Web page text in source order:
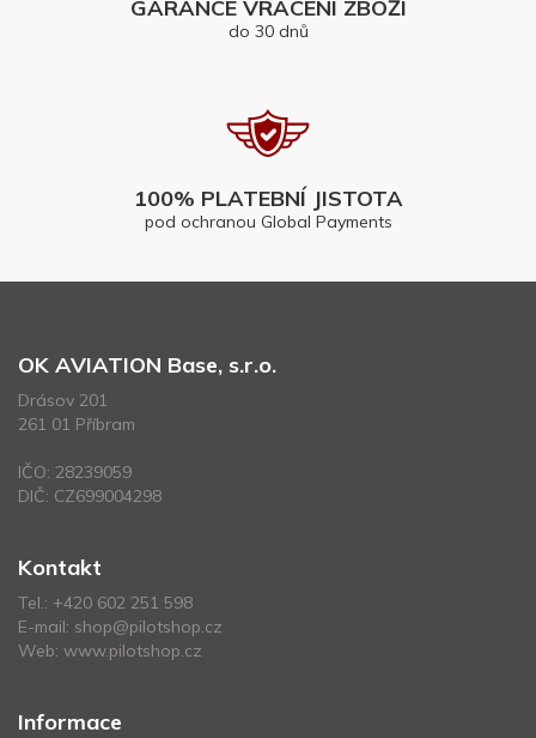
GARANCE VRÁCENÍ ZBOŽÍ
do 30 dnů
100% PLATEBNÍ JISTOTA
pod ochranou Global Payments
OK AVIATION Base, s.r.o.
Drásov 201
261 01 Příbram
IČO: 28239059
DIČ: CZ699004298
Kontakt
Tel.: +420 602 251 598
E-mail: shop@pilotshop.cz
Web: www.pilotshop.cz
Informace